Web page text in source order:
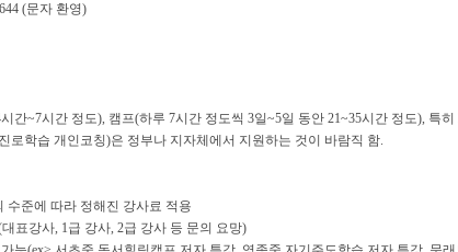
(문자 환영)
시간~7시간 정도), 캠프(하루 7시간 정도씩 3일~5일 동안 21~35시간 정도), 특히
진로학습 개인코칭)은 정부나 지자체에서 지원하는 것이 바람직 함.
수준에 따라 정해진 강사료 적용
대표강사, 1급 강사, 2급 강사 등 문의 요망)